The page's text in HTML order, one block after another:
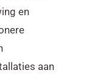
en
aan